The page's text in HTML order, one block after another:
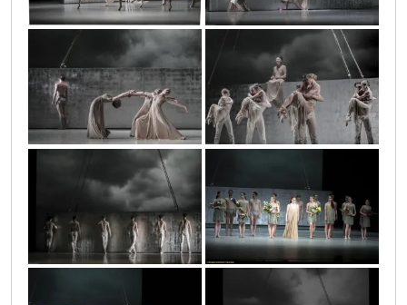
ar-20180515img_8919 ar-20180515img_7751
ar-20180515img_6993 vic3591